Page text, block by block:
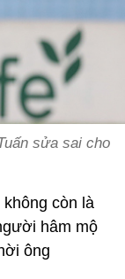
sửa sai cho
còn là
hâm mộ
ông